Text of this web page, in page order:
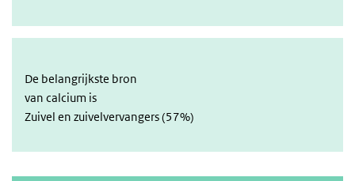
De belangrijkste bron
van calcium is
Zuivel en zuivelvervangers (57%)